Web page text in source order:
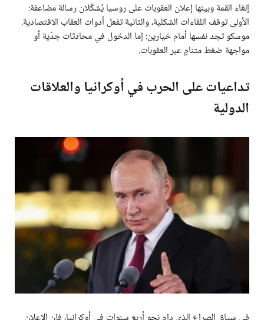
إلغاء القمة وبينها إعلان العقوبات على روسيا يُشكّلان رسالة مضاعفة:
الأولى توقف اللقاءات الشكلية، والثانية تفعل أدوات العقاب الاقتصادية.
موسكو تجد نفسها أمام خيارين: إما الدخول في محادثات جدّية أو
مواجهة ضغط متنامٍ عبر العقوبات.
تداعيات على الحرب في أوكرانيا والعلاقات
الدولية